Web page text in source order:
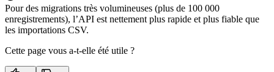
Pour des migrations très volumineuses (plus de 100 000
enregistrements), l’API est nettement plus rapide et plus fiable que
les importations CSV.
Cette page vous a-t-elle été utile ?